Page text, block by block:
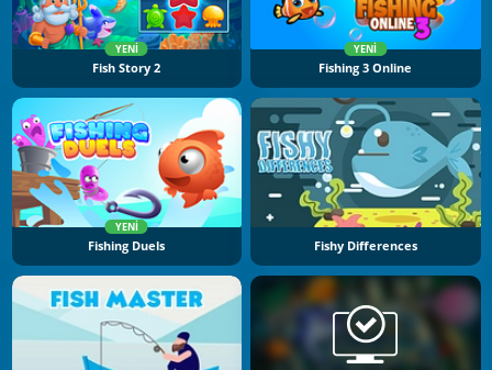
YENI
Fish Story 2
YENI
Fishing 3 Online
YENI
Fishing Duels Fishy Differences